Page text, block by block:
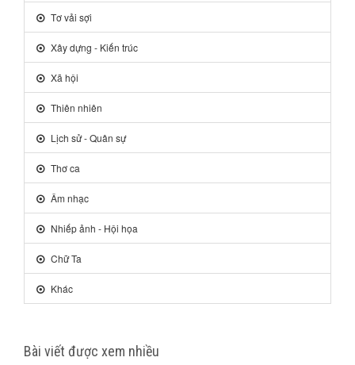
Tơ vải sợi
Xây dựng - Kiến trúc
Xã hội
Thiên nhiên
Lịch sử - Quân sự
Thơ ca
Âm nhạc
Nhiếp ảnh - Hội họa
Chữ Ta
Khác
Bài viết được xem nhiều